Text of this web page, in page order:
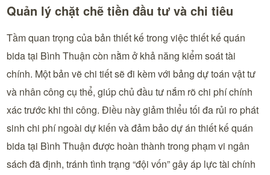
Quản lý chặt chẽ tiền đầu tư và chi tiêu
Tầm quan trọng của bản thiết kế trong việc thiết kế quán
bida tại Bình Thuận còn nằm ở khả năng kiểm soát tài
chính. Một bản vẽ chi tiết sẽ đi kèm với bảng dự toán vật tư
và nhân công cụ thể, giúp chủ đầu tư nắm rõ chi phí chính
xác trước khi thi công. Điều này giảm thiểu tối đa rủi ro phát
sinh chi phí ngoài dự kiến và đảm bảo dự án thiết kế quán
bida tại Bình Thuận được hoàn thành trong phạm vi ngân
sách đã định, tránh tình trạng “đội vốn” gây áp lực tài chính